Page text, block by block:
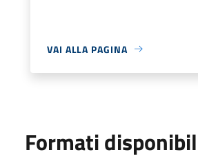
VAI ALLA PAGINA
Formati